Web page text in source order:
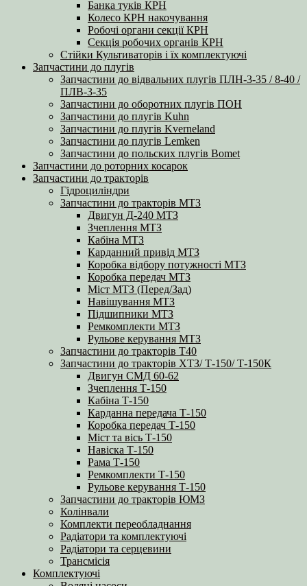
Банка туків КРН
Колесо КРН накочування
Робочі органи секції КРН
Секція робочих органів КРН
Стійки Культиваторів і їх комплектуючі
Запчастини до плугів
Запчастини до відвальних плугів ПЛН-3-35 / 8-40 /
ПЛВ-3-35
Запчастини до оборотних плугів ПОН
Запчастини до плугів Kuhn
Запчастини до плугів Kverneland
Запчастини до плугів Lemken
Запчастини до польских плугів Bomet
Запчастини до роторних косарок
Запчастини до тракторів
Гідроциліндри
Запчастини до тракторів МТЗ
Двигун Д-240 МТЗ
Зчеплення МТЗ
Кабіна МТЗ
Карданний привід МТЗ
Коробка відбору потужності МТЗ
Коробка передач МТЗ
Міст МТЗ (Перед/Зад)
Навішування МТЗ
Підшипники МТЗ
Ремкомплекти МТЗ
Рульове керування МТЗ
Запчастини до тракторів Т40
Запчастини до тракторів ХТЗ/ Т-150/ Т-150К
Двигун СМД 60-62
Зчеплення Т-150
Кабіна Т-150
Карданна передача Т-150
Коробка передач Т-150
Міст та вісь Т-150
Навіска Т-150
Рама Т-150
Ремкомплекти Т-150
Рульове керування Т-150
Запчастини до тракторів ЮМЗ
Колінвали
Комплекти переобладнання
Радіатори та комплектуючі
Радіатори та серцевини
Трансмісія
Комплектуючі